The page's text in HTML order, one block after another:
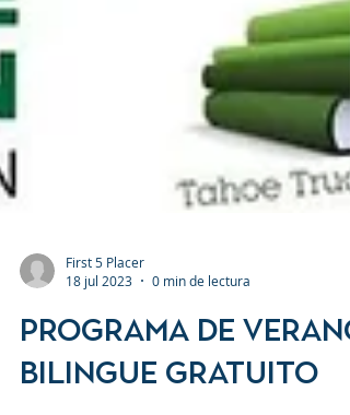
First 5 Placer
18 jul 2023
0 min de lectura
Programa De Verano